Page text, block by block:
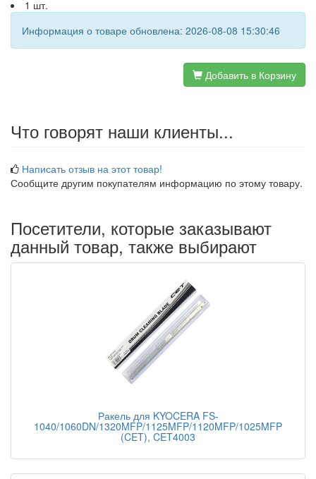
1 шт.
Информация о товаре обновлена: 2026-08-08 15:30:46
Добавить в Корзину
Что говорят наши клиенты...
Написать отзыв на этот товар!
Сообщите другим покупателям информацию по этому товару.
Посетители, которые заказывают
данный товар, также выбирают
Ракель для KYOCERA FS-
1040/1060DN/1320MFP/1125MFP/1120MFP/1025MFP
(CET), CET4003